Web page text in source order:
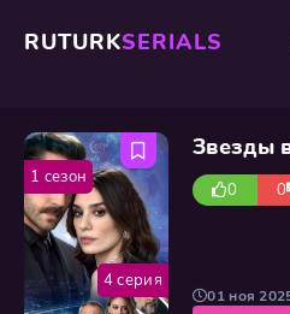
RUTURKSERIALS
Звезды
0 0
01 ноя
4 серия
1 сезон